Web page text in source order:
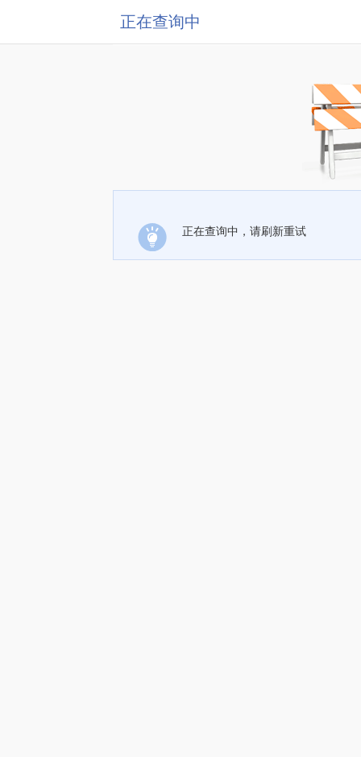
正在查询中
正在查询中，请刷新重试